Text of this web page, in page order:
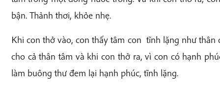
bận. Thảnh thơi, khỏe nhẹ.
Khi con thở vào, con thấy tâm con tĩnh lặng như
cho cả thân tâm và khi con thở ra, vì con có hạnh
làm buông thư đem lại hạnh phúc, tĩnh lặng.